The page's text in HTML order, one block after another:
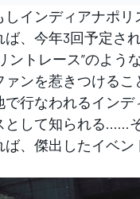
インディアナポリ
ば、今年3回予定さ
ントレース”のよう
ァンを惹きつけるこ
で行なわれるインデ
として知られる……
ば、傑出したイベ